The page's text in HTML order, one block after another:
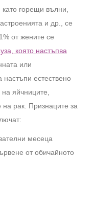
горещи вълни,
и др., се
от жените се
която настъпва
или
естествено
яйчниците,
рак. Признаците за
месеца
от обичайното